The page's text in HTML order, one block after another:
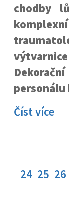
chodby
Číst více
24 25 26